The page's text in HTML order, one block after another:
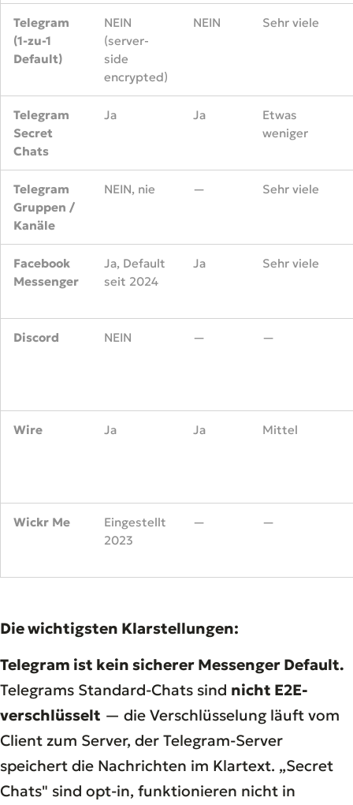
Telegram
(1-zu-1
Default)
NEIN
(server-
side
encrypted)
NEIN Sehr viele
Telegram
Secret
Chats
Ja Ja
Etwas
weniger
Telegram
Gruppen /
Kanäle
NEIN, nie — Sehr viele
Facebook
Messenger
Ja, Default
seit 2024
Ja Sehr viele
Discord NEIN — —
Wire Ja Ja Mittel
Wickr Me
Eingestellt
2023
— —
Die wichtigsten Klarstellungen:
Telegram ist kein sicherer Messenger Default.
Telegrams Standard-Chats sind nicht E2E-
verschlüsselt — die Verschlüsselung läuft vom
Client zum Server, der Telegram-Server
speichert die Nachrichten im Klartext. „Secret
Chats" sind opt-in, funktionieren nicht in